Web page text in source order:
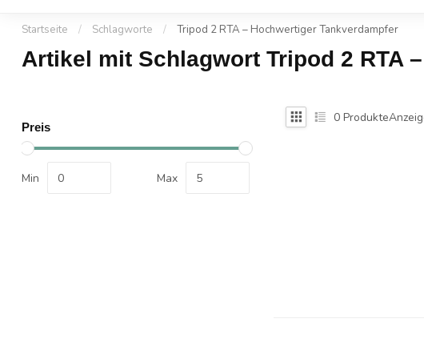
Startseite / Schlagworte / Tripod 2 RTA – Hochwertiger Tankverdampfer
Artikel mit Schlagwort Tripod 2 RTA
Preis
Min Max
0 Produkte